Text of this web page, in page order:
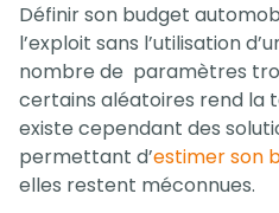
Définir son budget
l’exploit sans l’utilisation
nombre de paramètres
certains aléatoires rend la
existe cependant des
permettant d’estimer son
elles restent méconnues.